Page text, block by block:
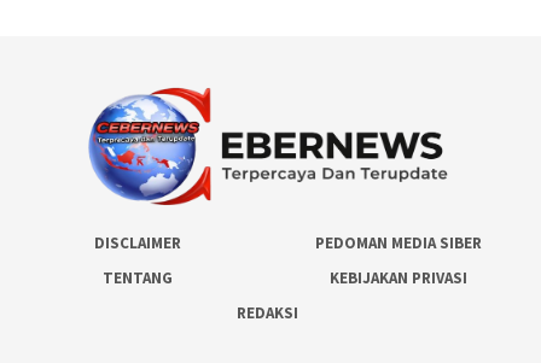
DISCLAIMER
PEDOMAN MEDIA SIBER
TENTANG
KEBIJAKAN PRIVASI
REDAKSI